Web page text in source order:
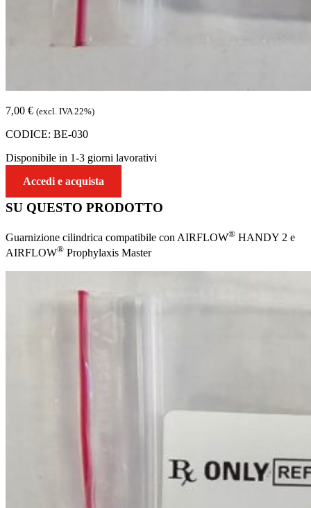
7,00 € (excl. IVA 22%)
CODICE: BE-030
Disponibile in 1-3 giorni lavorativi
Accedi e acquista
SU QUESTO PRODOTTO
Guarnizione cilindrica compatibile con AIRFLOW® HANDY 2 e
AIRFLOW® Prophylaxis Master